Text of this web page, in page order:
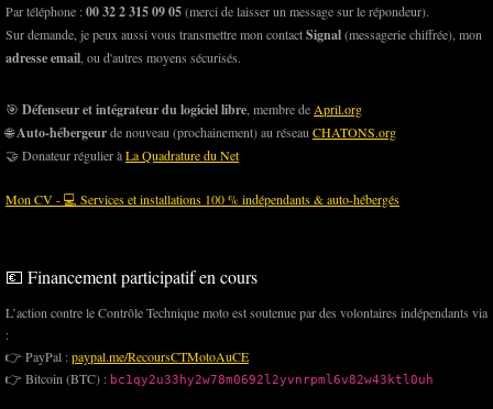
Par téléphone :00 32 2 315 09 05(merci de laisser un message sur le répondeur).
Sur demande, je peux aussi vous transmettre mon contactSignal(messagerie chiffrée), mon
adresse email , ou d'autres moyens sécurisés.
🎯 Défenseur et intégrateur du logiciel libre , membre de April.org
🌐Auto-hébergeurde nouveau (prochainement) au réseau CHATONS.org
🤝 Donateur régulier àLa Quadrature du Net
Mon CV - 💻 Services et installations 100 % indépendants & auto-hébergés
💶 Financement participatif en cours
L’action contre le Contrôle Technique moto est soutenue par des volontaires indépendants via
:
👉 PayPal :paypal.me/RecoursCTMotoAuCE
👉 Bitcoin (BTC) : bc1qy2u33hy2w78m0692l2yvnrpml6v82w43ktl0uh